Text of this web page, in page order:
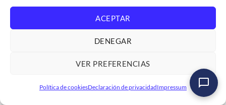
ACEPTAR
DENEGAR
VER PREFERENCIAS
Política de cookiesDeclaración de privacidadImpressum
Lecturas en base de datos(10)
llama(1)
(1)
Low-Code(1)
Cleaner | Autorizaciones